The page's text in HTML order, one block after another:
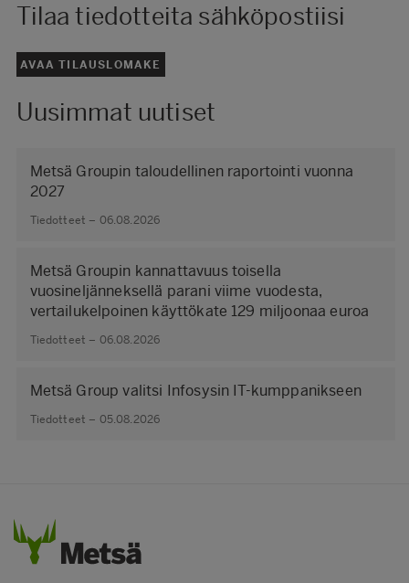
Tilaa tiedotteita sähköpostiisi
AVAA TILAUSLOMAKE
Uusimmat uutiset
Metsä Groupin taloudellinen raportointi vuonna
2027
Tiedotteet – 06.08.2026
Metsä Groupin kannattavuus toisella
vuosineljänneksellä parani viime vuodesta,
vertailukelpoinen käyttökate 129 miljoonaa euroa
Tiedotteet – 06.08.2026
Metsä Group valitsi Infosysin IT-kumppanikseen
Tiedotteet – 05.08.2026